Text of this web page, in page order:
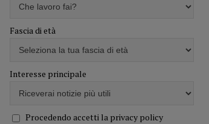
Fascia di età
Interesse principale
Procedendo accetti la privacy policy